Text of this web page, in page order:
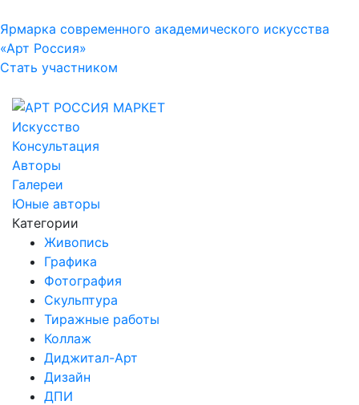
Ярмарка современного академического искусства
«Арт Россия»
Стать участником
Искусство
Консультация
Авторы
Галереи
Юные авторы
Категории
Живопись
Графика
Фотография
Скульптура
Тиражные работы
Коллаж
Диджитал-Арт
Дизайн
ДПИ